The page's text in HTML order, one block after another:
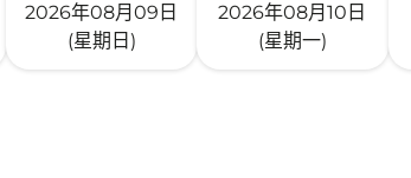
2026年08月09日
(星期日)
2026年08月10日
(星期一)